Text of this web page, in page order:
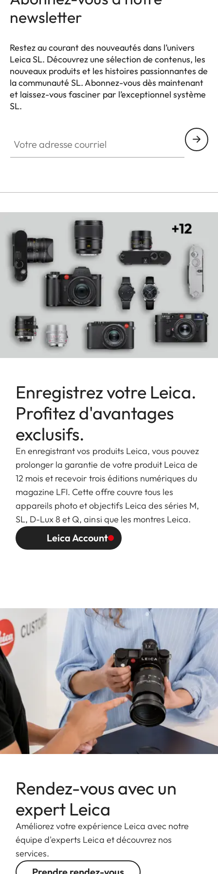
newsletter
Restez au courant des nouveautés dans l’univers
Leica SL. Découvrez une sélection de contenus, les
nouveaux produits et les histoires passionnantes de
la communauté SL. Abonnez-vous dès maintenant
et laissez-vous fasciner par l’exceptionnel système
SL.
Enregistrez votre Leica.
Profitez d'avantages
exclusifs.
En enregistrant vos produits Leica, vous pouvez
prolonger la garantie de votre produit Leica de
12 mois et recevoir trois éditions numériques du
magazine LFI. Cette offre couvre tous les
appareils photo et objectifs Leica des séries M,
SL, D-Lux 8 et Q, ainsi que les montres Leica.
Leica Account
Rendez-vous avec un
expert Leica
Améliorez votre expérience Leica avec notre
équipe d'experts Leica et découvrez nos
services.